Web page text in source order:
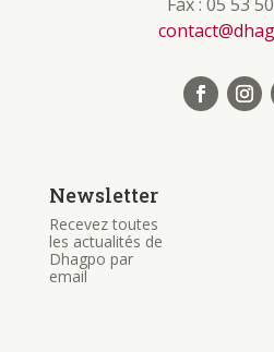
Newsletter
Recevez toutes
les actualités de
Dhagpo par
email